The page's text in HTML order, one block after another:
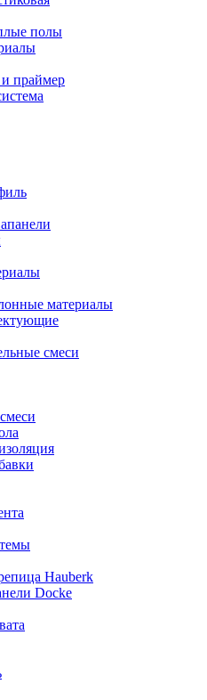
полы
праймер
материалы
смеси
Hauberk
Docke